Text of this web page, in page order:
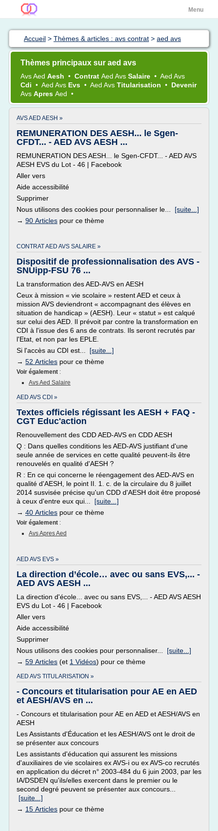
Menu
Accueil > Thèmes & articles : avs contrat > aed avs
Thèmes principaux sur aed avs
Avs Aed Aesh • Contrat Aed Avs Salaire • Aed Avs
Cdi • Aed Avs Evs • Aed Avs Titularisation • Devenir
Avs Apres Aed •
AVS AED AESH »
REMUNERATION DES AESH... le Sgen-
CFDT... - AED AVS AESH ...
REMUNERATION DES AESH... le Sgen-CFDT... - AED AVS
AESH EVS du Lot - 46 | Facebook
Aller vers
Aide accessibilité
Supprimer
Nous utilisons des cookies pour personnaliser le... [suite...]
→ 90 Articles pour ce thème
CONTRAT AED AVS SALAIRE »
Dispositif de professionnalisation des AVS -
SNUipp-FSU 76 ...
La transformation des AED-AVS en AESH
Ceux à mission « vie scolaire » restent AED et ceux à
mission AVS deviendront « accompagnant des élèves en
situation de handicap » (AESH). Leur « statut » est calqué
sur celui des AED. Il prévoit par contre la transformation en
CDI à l'issue des 6 ans de contrats. Ils seront recrutés par
l'Etat, et non par les EPLE.
Si l'accès au CDI est... [suite...]
→ 52 Articles pour ce thème
Voir également :
Avs Aed Salaire
AED AVS CDI »
Textes officiels régissant les AESH + FAQ -
CGT Educ'action
Renouvellement des CDD AED-AVS en CDD AESH
Q : Dans quelles conditions les AED-AVS justifiant d'une
seule année de services en cette qualité peuvent-ils être
renouvelés en qualité d'AESH ?
R : En ce qui concerne le réengagement des AED-AVS en
qualité d'AESH, le point II. 1. c. de la circulaire du 8 juillet
2014 susvisée précise qu'un CDD d'AESH doit être proposé
à ceux d'entre eux qui... [suite...]
→ 40 Articles pour ce thème
Voir également :
Avs Apres Aed
AED AVS EVS »
La direction d’école… avec ou sans EVS,... -
AED AVS AESH ...
La direction d'école... avec ou sans EVS,... - AED AVS AESH
EVS du Lot - 46 | Facebook
Aller vers
Aide accessibilité
Supprimer
Nous utilisons des cookies pour personnaliser... [suite...]
→ 59 Articles (et 1 Vidéos) pour ce thème
AED AVS TITULARISATION »
- Concours et titularisation pour AE en AED
et AESH/AVS en ...
- Concours et titularisation pour AE en AED et AESH/AVS en
AESH
Les Assistants d'Éducation et les AESH/AVS ont le droit de
se présenter aux concours
Les assistants d'éducation qui assurent les missions
d'auxiliaires de vie scolaires ex AVS-i ou ex AVS-co recrutés
en application du décret n° 2003-484 du 6 juin 2003, par les
IA/DSDEN qu'ils/elles exercent dans le premier ou le
second degré peuvent se présenter aux concours...
[suite...]
→ 15 Articles pour ce thème